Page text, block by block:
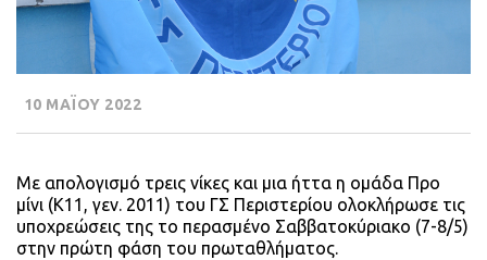
10 ΜΑΪΟΥ 2022
Με απολογισμό τρεις νίκες και μια ήττα η ομάδα Προ
μίνι (Κ11, γεν. 2011) του ΓΣ Περιστερίου ολοκλήρωσε τις
υποχρεώσεις της το περασμένο Σαββατοκύριακο (7-8/5)
στην πρώτη φάση του πρωταθλήματος.